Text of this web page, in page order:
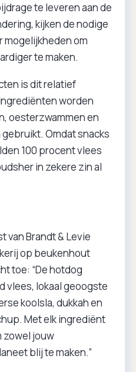
te leveren aan de
kijken de nodige
om
te maken.
is dit relatief
worden
oesterzwammen en
Omdat snacks
100 procent vlees
in zekere zin al
van Brandt & Levie
op beukenhout
toe: “De hotdog
vlees, lokaal geoogste
koolsla, dukkah en
Met elk ingrediënt
zowel jouw
blij te maken.”